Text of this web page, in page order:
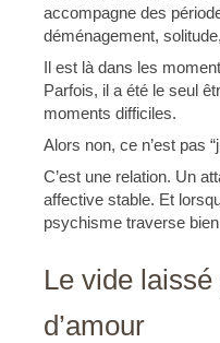
accompagne des
déménagement,
Il est là dans les
Parfois, il a été le seul
moments difficiles.
Alors non, ce n’est pas
C’est une relation. Un
affective stable. Et
psychisme traverse
Le vide
d’amour